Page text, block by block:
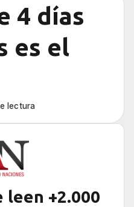
4 días
es el
lectura
+2.000